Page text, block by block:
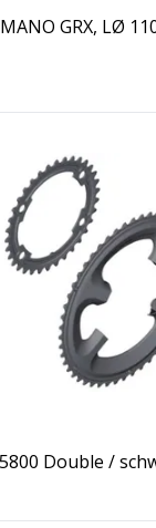
GRX, LØ
Double /